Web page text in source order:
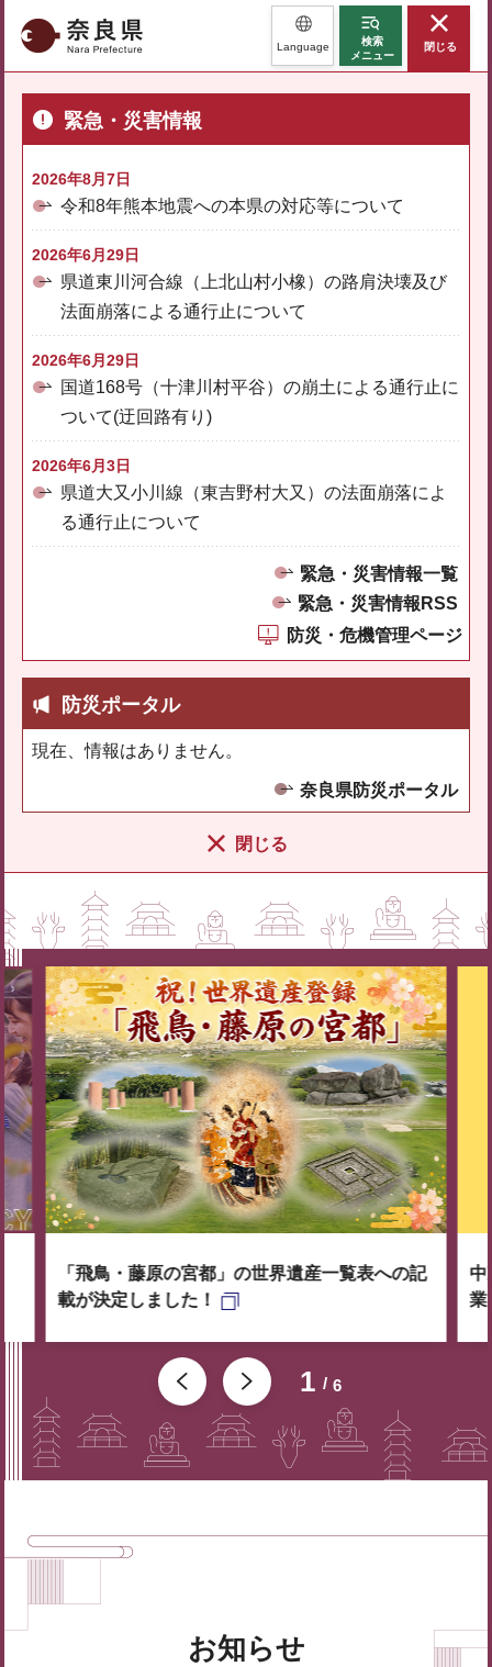
奈良県 Language
検索
メニュー
閉じる
緊急・災害情報
2026年8月7日
令和8年熊本地震への本県の対応等について
2026年6月29日
県道東川河合線（上北山村小橡）の路肩決壊及び
法面崩落による通行止について
2026年6月29日
国道168号（十津川村平谷）の崩土による通行止に
ついて(迂回路有り)
2026年6月3日
県道大又小川線（東吉野村大又）の法面崩落によ
る通行止について
緊急・災害情報一覧
緊急・災害情報RSS
防災・危機管理ページ
防災ポータル
現在、情報はありません。
奈良県防災ポータル
閉じる
1 6
「飛鳥・藤原の宮都」の世界遺産一覧表への記
載が決定しました！
中
業
お知らせ